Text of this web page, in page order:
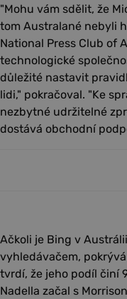
"Mohu vám sdělit, že
tom Australané nebyli
National Press Club of
technologické
důležité nastavit
lidi," pokračoval. "Ke
nezbytné udržitelné
dostává obchodní
Ačkoli je Bing v
vyhledávačem,
tvrdí, že jeho podíl činí
Nadella začal s